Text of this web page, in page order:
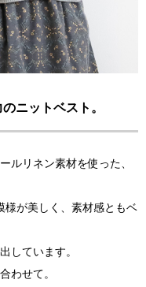
ニットベスト。
ルリネン素材を使った、
様が美しく、素材感ともベ
しています。
わせて。